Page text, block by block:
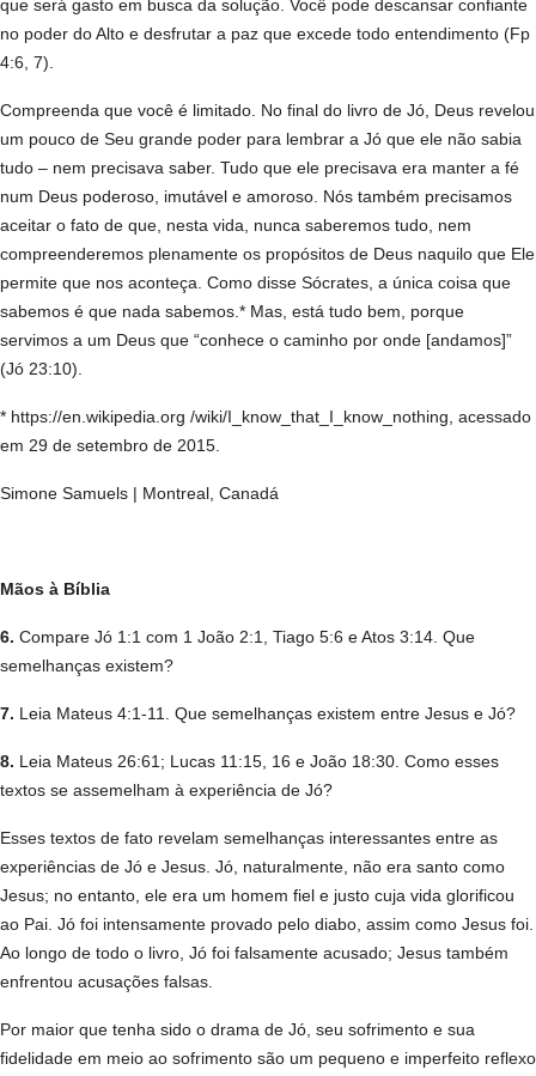
que será gasto em busca da solução. Você pode descansar confiante
no poder do Alto e desfrutar a paz que excede todo entendimento (Fp
4:6, 7).
Compreenda que você é limitado. No final do livro de Jó, Deus revelou
um pouco de Seu grande poder para lembrar a Jó que ele não sabia
tudo – nem precisava saber. Tudo que ele precisava era manter a fé
num Deus poderoso, imutável e amoroso. Nós também precisamos
aceitar o fato de que, nesta vida, nunca saberemos tudo, nem
compreenderemos plenamente os propósitos de Deus naquilo que Ele
permite que nos aconteça. Como disse Sócrates, a única coisa que
sabemos é que nada sabemos.* Mas, está tudo bem, porque
servimos a um Deus que “conhece o caminho por onde [andamos]”
(Jó 23:10).
* https://en.wikipedia.org /wiki/I_know_that_I_know_nothing, acessado
em 29 de setembro de 2015.
Simone Samuels | Montreal, Canadá
Mãos à Bíblia
6. Compare Jó 1:1 com 1 João 2:1, Tiago 5:6 e Atos 3:14. Que
semelhanças existem?
7. Leia Mateus 4:1-11. Que semelhanças existem entre Jesus e Jó?
8. Leia Mateus 26:61; Lucas 11:15, 16 e João 18:30. Como esses
textos se assemelham à experiência de Jó?
Esses textos de fato revelam semelhanças interessantes entre as
experiências de Jó e Jesus. Jó, naturalmente, não era santo como
Jesus; no entanto, ele era um homem fiel e justo cuja vida glorificou
ao Pai. Jó foi intensamente provado pelo diabo, assim como Jesus foi.
Ao longo de todo o livro, Jó foi falsamente acusado; Jesus também
enfrentou acusações falsas.
Por maior que tenha sido o drama de Jó, seu sofrimento e sua
fidelidade em meio ao sofrimento são um pequeno e imperfeito reflexo